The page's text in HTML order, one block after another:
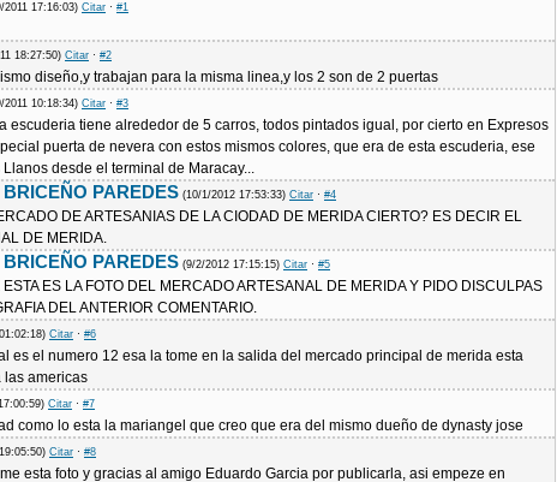
2011 17:16:03) Citar · #1
18:27:50) Citar · #2
diseño,y trabajan para la misma linea,y los 2 son de 2 puertas
2011 10:18:34) Citar · #3
escuderia tiene alrededor de 5 carros, todos pintados igual, por cierto en Expresos
puerta de nevera con estos mismos colores, que era de esta escuderia, ese
desde el terminal de Maracay...
PAREDES (10/1/2012 17:53:33) Citar · #4
DE ARTESANIAS DE LA CIODAD DE MERIDA CIERTO? ES DECIR EL
DE MERIDA.
PAREDES (9/2/2012 17:15:15) Citar · #5
ES LA FOTO DEL MERCADO ARTESANAL DE MERIDA Y PIDO DISCULPAS
DEL ANTERIOR COMENTARIO.
Citar · #6
es el numero 12 esa la tome en la salida del mercado principal de merida esta
las americas
Citar · #7
como lo esta la mariangel que creo que era del mismo dueño de dynasty jose
Citar · #8
esta foto y gracias al amigo Eduardo Garcia por publicarla, asi empeze en